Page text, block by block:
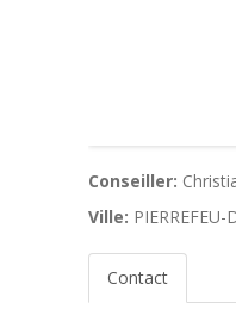
Conseiller:
Ville: PIERREFEU-
Contact